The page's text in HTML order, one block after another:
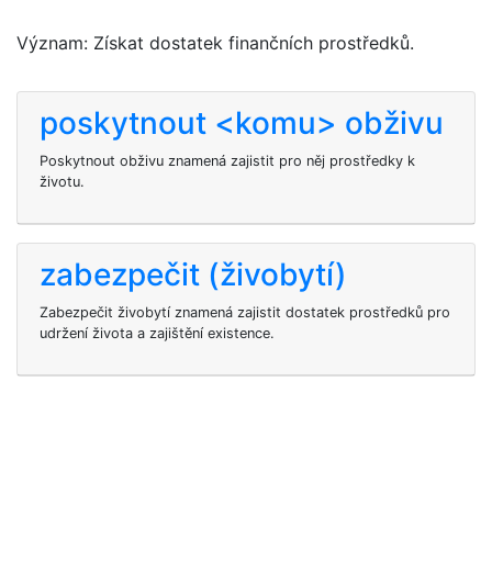
Význam: Získat dostatek finančních prostředků.
poskytnout <komu> obživu
Poskytnout obživu znamená zajistit pro něj prostředky k
životu.
zabezpečit (živobytí)
Zabezpečit živobytí znamená zajistit dostatek prostředků pro
udržení života a zajištění existence.